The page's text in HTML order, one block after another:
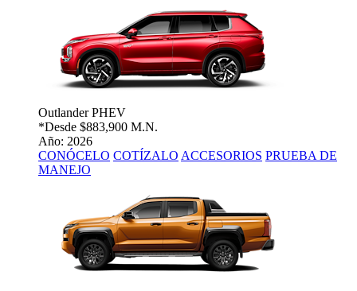
Outlander PHEV
*Desde $883,900 M.N.
Año: 2026
CONÓCELO COTÍZALO ACCESORIOS PRUEBA DE
MANEJO